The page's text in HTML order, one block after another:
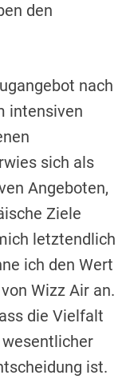
den
nach
intensiven
sich als
Angeboten,
Ziele
letztendlich
ich den Wert
Wizz Air an.
die Vielfalt
ist.